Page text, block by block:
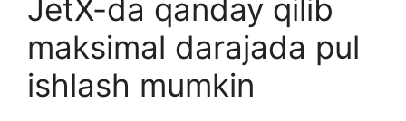
JetX-da qanday qilib
maksimal darajada pul
ishlash mumkin